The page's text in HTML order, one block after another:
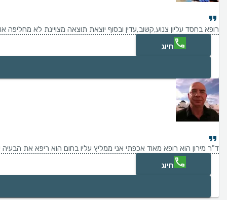
רופא בחסד עליון צנוע,קשוב,עדין ובסוף יוצאת תוצאה מצויינת לא מחליפה אותו באף
חיוג
ד"ר מירון הוא רופא מאוד אכפתי אני ממליץ עליו בחום הוא ריפא את הבעיה
חיוג